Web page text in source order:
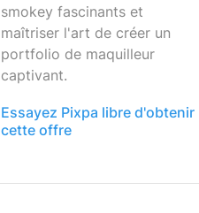
smokey fascinants et
maîtriser l'art de créer un
portfolio de maquilleur
captivant.
Essayez Pixpa libre d'obtenir
cette offre